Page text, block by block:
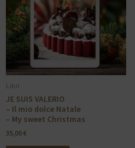
Libri
JE SUIS VALERIO
– Il mio dolce Natale
– My sweet Christmas
35,00€